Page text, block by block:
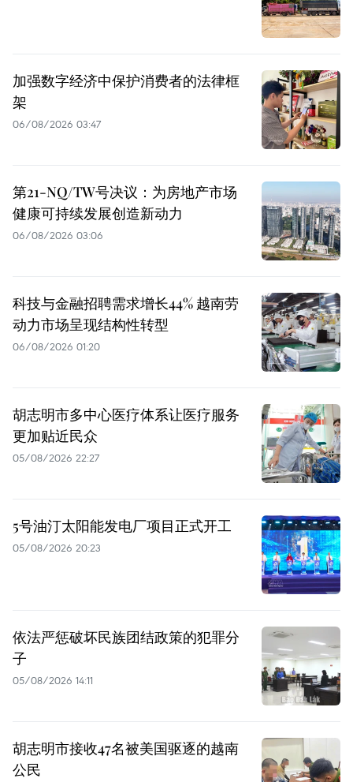
加强数字经济中保护消费者的法律框
架
06/08/2026 03:47
第21-NQ/TW号决议：为房地产市场
健康可持续发展创造新动力
06/08/2026 03:06
科技与金融招聘需求增长44% 越南劳
动力市场呈现结构性转型
06/08/2026 01:20
胡志明市多中心医疗体系让医疗服务
更加贴近民众
05/08/2026 22:27
5号油汀太阳能发电厂项目正式开工
05/08/2026 20:23
依法严惩破坏民族团结政策的犯罪分
子
05/08/2026 14:11
胡志明市接收47名被美国驱逐的越南
公民